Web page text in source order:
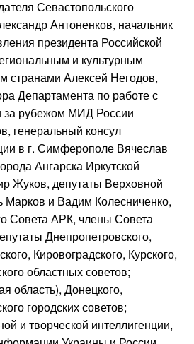
Севастопольского
Антоненков, начальник
президента Российской
и культурным
странамиАлексей Негодов,
Департамента по работе с
за рубежом МИД России
, генеральный консул
в г. Симферополе Вячеслав
Ангарска Иркутской
Жуков, депутаты Верховной
Марков и Вадим Колесниченко,
Совета АРК, члены Совета
Днепропетровского,
Кировоградского, Курского,
областных советов;
область), Донецкого,
городских советов;
и творческой интеллигенции,